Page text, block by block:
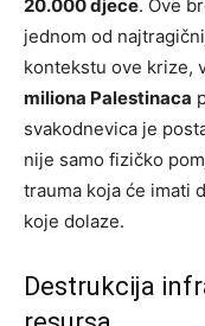
20.000 djece. Ove
jednom od
kontekstu ove krize,
miliona Palestinaca
svakodnevica je
nije samo fizičko
trauma koja će imati
koje dolaze.
Destrukcija